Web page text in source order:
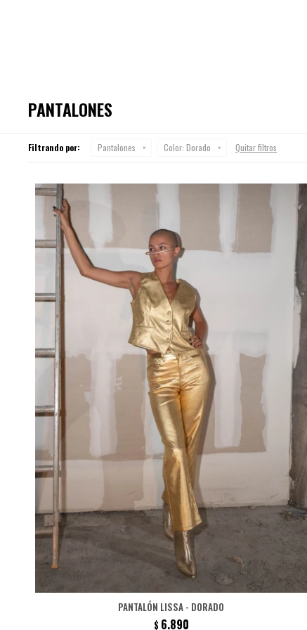
PANTALONES
Filtrando por: Pantalones Color: Dorado Quitar filtros
PANTALÓN LISSA - DORADO
$ 6.890